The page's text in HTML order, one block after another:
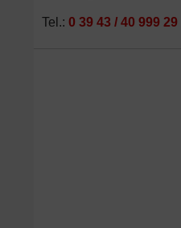
Tel.: 0 39 43 / 40 999 29